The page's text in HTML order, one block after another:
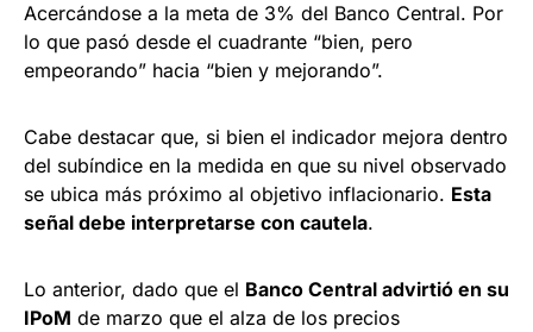
Acercándose a la meta de 3% del Banco Central. Por
lo que pasó desde el cuadrante “bien, pero
empeorando” hacia “bien y mejorando”.
Cabe destacar que, si bien el indicador mejora dentro
del subíndice en la medida en que su nivel observado
se ubica más próximo al objetivo inflacionario. Esta
señal debe interpretarse con cautela.
Lo anterior, dado que el Banco Central advirtió en su
IPoM de marzo que el alza de los precios